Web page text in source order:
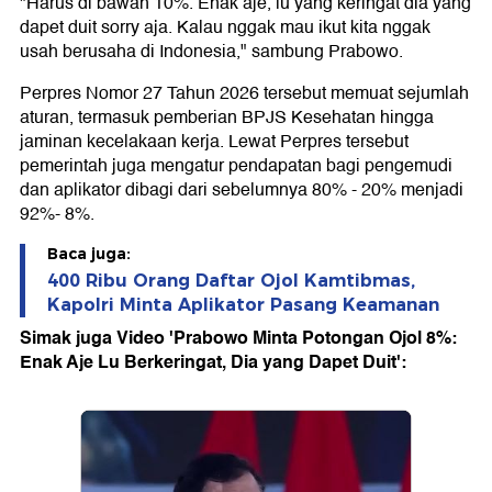
dapet duit sorry aja. Kalau nggak mau ikut kita nggak
usah berusaha di Indonesia," sambung Prabowo.
Perpres Nomor 27 Tahun 2026 tersebut memuat sejumlah
aturan, termasuk pemberian BPJS Kesehatan hingga
jaminan kecelakaan kerja. Lewat Perpres tersebut
pemerintah juga mengatur pendapatan bagi pengemudi
dan aplikator dibagi dari sebelumnya 80% - 20% menjadi
92%- 8%.
Baca juga:
400 Ribu Orang Daftar Ojol Kamtibmas,
Kapolri Minta Aplikator Pasang Keamanan
Simak juga Video 'Prabowo Minta Potongan Ojol 8%:
Enak Aje Lu Berkeringat, Dia yang Dapet Duit':